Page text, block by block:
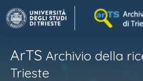
ArTS Archivio della
Trieste